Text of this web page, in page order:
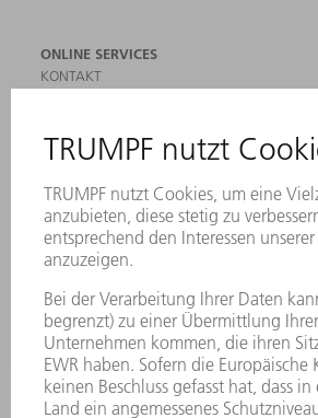
ONLINE SERVICES
KONTAKT
VERANSTALTUNGEN UND TERMINE
NEWSLETTER-ANMELDUNG
MYTRUMPF
SICHERHEITSDATENBLÄTTER
PRODUKTE
MASCHINEN & SYSTEME
LEISTUNGSELEKTRONIK
ELEKTROWERKZEUGE
SMART FACTORY
SOFTWARE
SERVICES
ANWENDUNGEN